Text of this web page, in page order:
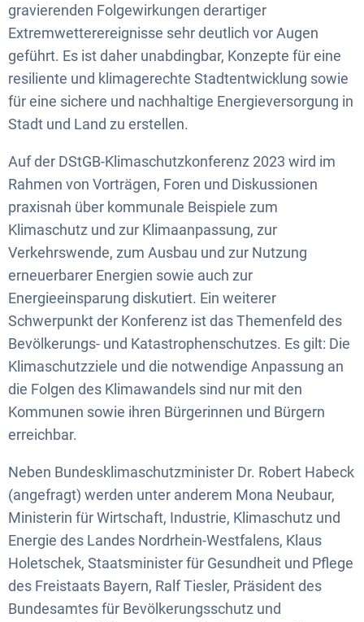
gravierenden Folgewirkungen derartiger
Extremwetterereignisse sehr deutlich vor Augen
geführt. Es ist daher unabdingbar, Konzepte für eine
resiliente und klimagerechte Stadtentwicklung sowie
für eine sichere und nachhaltige Energieversorgung in
Stadt und Land zu erstellen.
Auf der DStGB-Klimaschutzkonferenz 2023 wird im
Rahmen von Vorträgen, Foren und Diskussionen
praxisnah über kommunale Beispiele zum
Klimaschutz und zur Klimaanpassung, zur
Verkehrswende, zum Ausbau und zur Nutzung
erneuerbarer Energien sowie auch zur
Energieeinsparung diskutiert. Ein weiterer
Schwerpunkt der Konferenz ist das Themenfeld des
Bevölkerungs- und Katastrophenschutzes. Es gilt: Die
Klimaschutzziele und die notwendige Anpassung an
die Folgen des Klimawandels sind nur mit den
Kommunen sowie ihren Bürgerinnen und Bürgern
erreichbar.
Neben Bundesklimaschutzminister Dr. Robert Habeck
(angefragt) werden unter anderem Mona Neubaur,
Ministerin für Wirtschaft, Industrie, Klimaschutz und
Energie des Landes Nordrhein-Westfalens, Klaus
Holetschek, Staatsminister für Gesundheit und Pflege
des Freistaats Bayern, Ralf Tiesler, Präsident des
Bundesamtes für Bevölkerungsschutz und